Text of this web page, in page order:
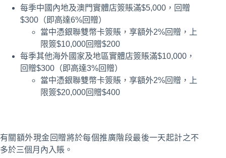
每季中國內地及澳門實體店簽賬滿$5,000，回贈
$300（即高達6%回贈）
當中憑銀聯雙幣卡簽賬，享額外2%回贈，上
限簽$10,000回贈$200
每季其他海外國家及地區實體店簽賬滿$10,000，
回贈$300（即高達3%回贈）
當中憑銀聯雙幣卡簽賬，享額外2%回贈，上
限簽$20,000回贈$400
有關額外現金回贈將於每個推廣階段最後一天起計之不
多於三個月內入賬。